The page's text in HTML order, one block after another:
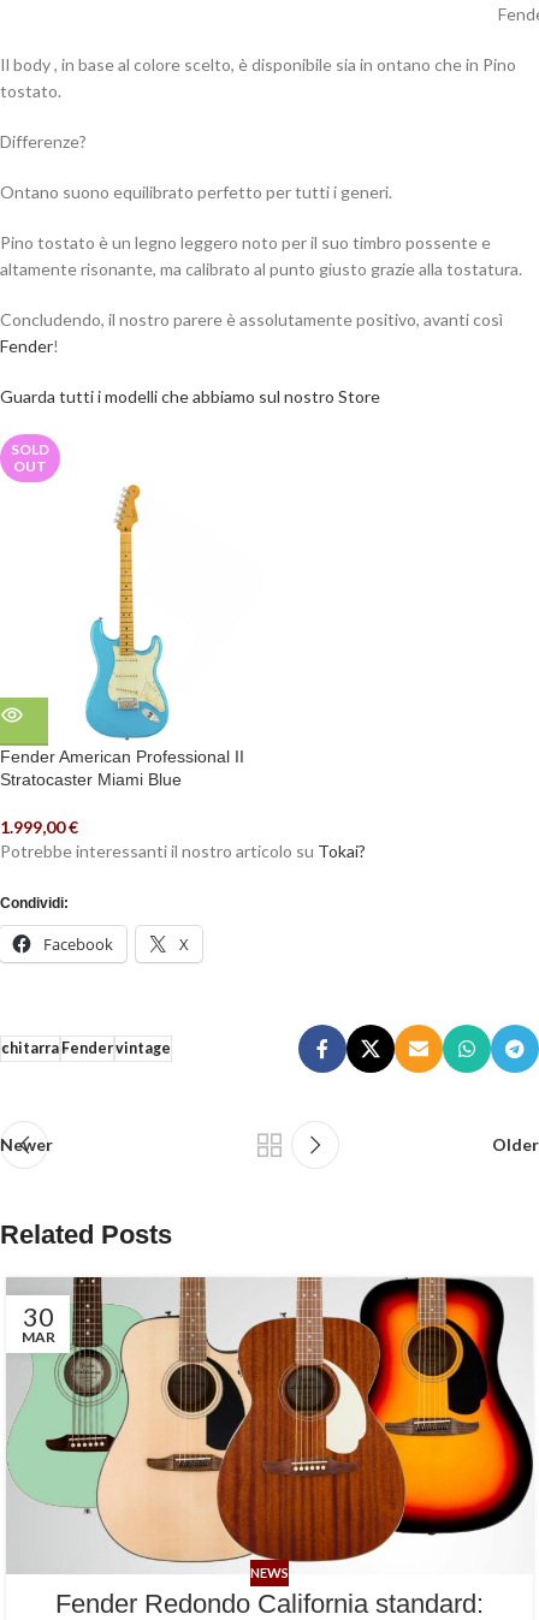
Il body , in base al colore scelto, è disponibile sia in ontano che in Pino
tostato.
Differenze?
Ontano suono equilibrato perfetto per tutti i generi.
Pino tostato è un legno leggero noto per il suo timbro possente e
altamente risonante, ma calibrato al punto giusto grazie alla tostatura.
Concludendo, il nostro parere è assolutamente positivo, avanti così
Fender!
Guarda tutti i modelli che abbiamo sul nostro Store
SOLD
OUT
Fender American Professional II
Stratocaster Miami Blue
1.999,00€
Potrebbe interessanti il nostro articolo su Tokai?
Condividi:
Facebook X
chitarraFendervintage
Newer Older
Related Posts
30
MAR
NEWS
Fender Redondo California standard: